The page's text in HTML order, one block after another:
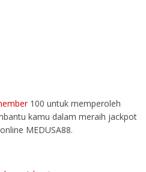
100 untuk memperoleh
kamu dalam meraih jackpot
MEDUSA88.